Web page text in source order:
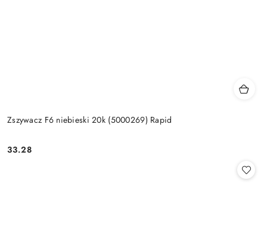
Zszywacz F6 niebieski 20k (5000269) Rapid
Cena:
33.28